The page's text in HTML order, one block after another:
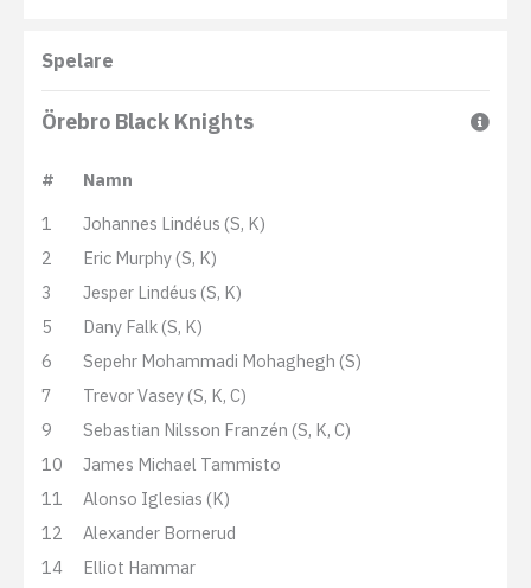
Spelare
Örebro Black Knights
#
Namn
1
Johannes Lindéus (S, K)
2
Eric Murphy (S, K)
3
Jesper Lindéus (S, K)
5
Dany Falk (S, K)
6
Sepehr Mohammadi Mohaghegh (S)
7
Trevor Vasey (S, K, C)
9
Sebastian Nilsson Franzén (S, K, C)
10
James Michael Tammisto
11
Alonso Iglesias (K)
12
Alexander Bornerud
14
Elliot Hammar